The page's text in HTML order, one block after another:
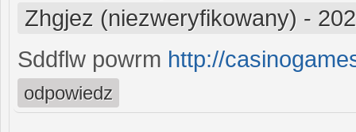
Zhgjez (niezweryfikowany) -
Sddflw powrm http://
odpowiedz